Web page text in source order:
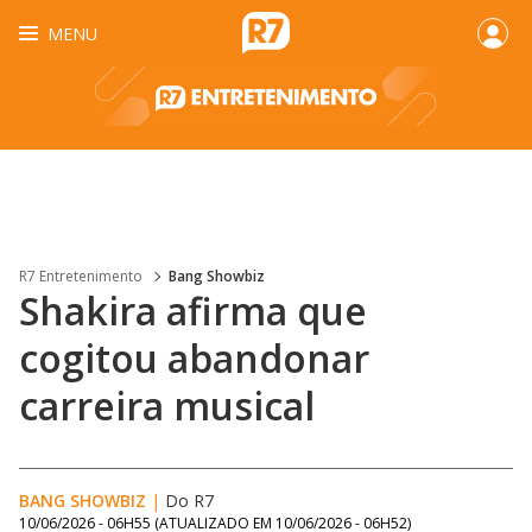
MENU
R7 Entretenimento Bang Showbiz
Shakira afirma que
cogitou abandonar
carreira musical
BANG SHOWBIZ | Do R7
10/06/2026 - 06H55 (ATUALIZADO EM 10/06/2026 - 06H52)